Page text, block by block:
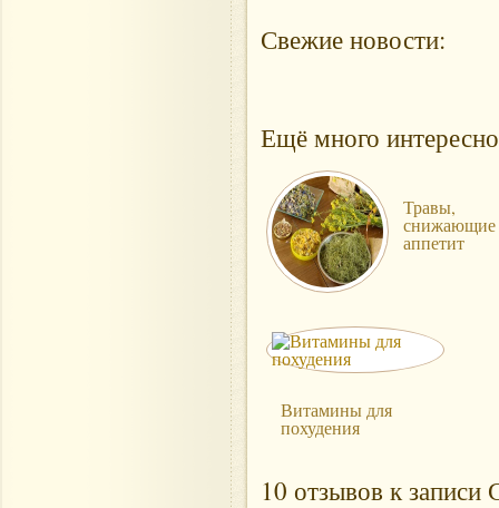
Свежие новости:
Ещё много
Травы,
снижающие
аппетит
Витамины для
похудения
10 отзывов к записи